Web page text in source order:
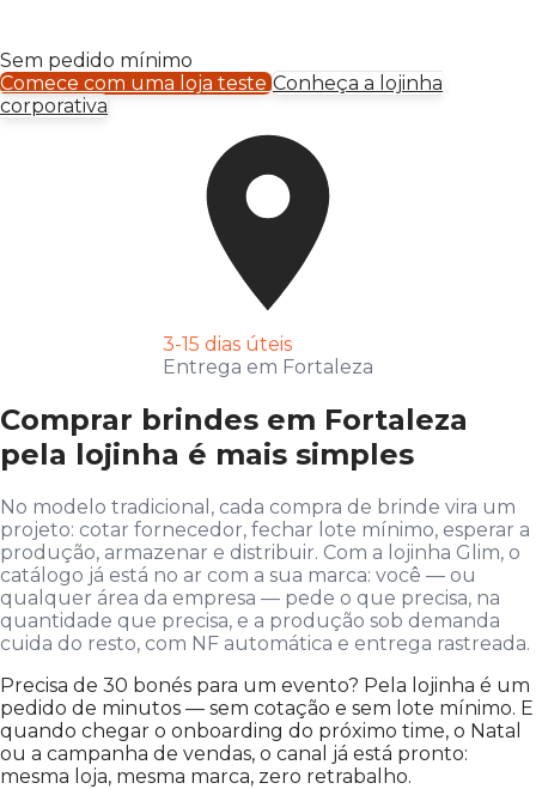
Sem pedido mínimo
Comece com uma loja testeConheça a lojinha
corporativa
3-15 dias úteis
Entrega em Fortaleza
Comprar brindes em Fortaleza
pela lojinha é mais simples
No modelo tradicional, cada compra de brinde vira um
projeto: cotar fornecedor, fechar lote mínimo, esperar a
produção, armazenar e distribuir. Com a lojinha Glim, o
catálogo já está no ar com a sua marca: você — ou
qualquer área da empresa — pede o que precisa, na
quantidade que precisa, e a produção sob demanda
cuida do resto, com NF automática e entrega rastreada.
Precisa de 30 bonés para um evento? Pela lojinha é um
pedido de minutos — sem cotação e sem lote mínimo. E
quando chegar o onboarding do próximo time, o Natal
ou a campanha de vendas, o canal já está pronto:
mesma loja, mesma marca, zero retrabalho.